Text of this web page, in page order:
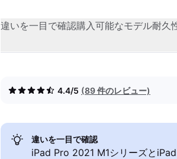
違いを一目で確認購入可能なモデル耐久
4.4/5 (89 件のレビュー)
違いを一目で確認
iPad Pro 2021 M1シリーズと